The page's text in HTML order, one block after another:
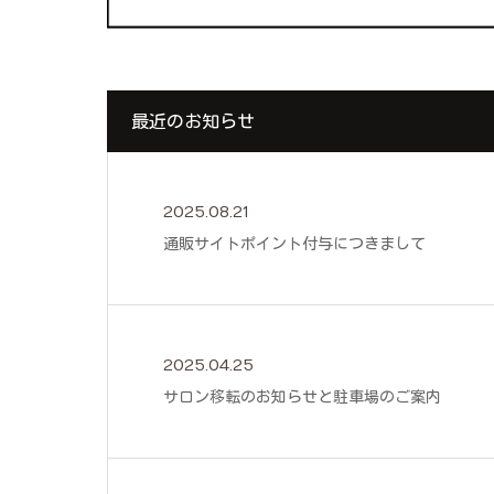
最近のお知らせ
2025.08.21
通販サイトポイント付与につきまして
2025.04.25
サロン移転のお知らせと駐車場のご案内